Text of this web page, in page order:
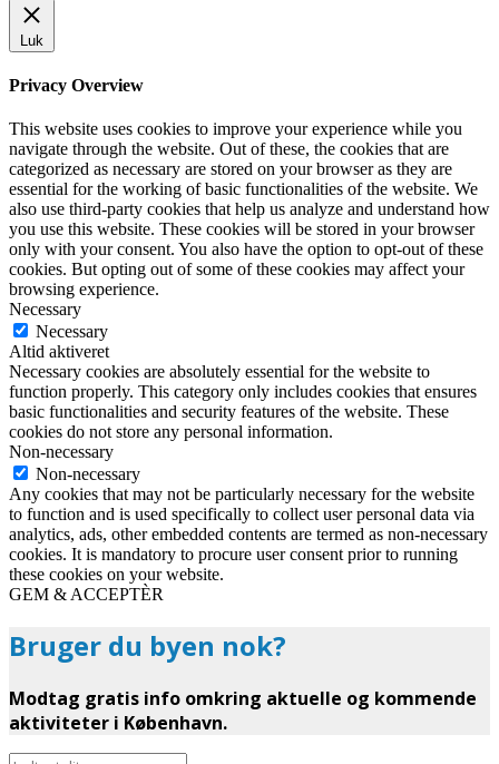
Luk
Privacy Overview
This website uses cookies to improve your experience while you
navigate through the website. Out of these, the cookies that are
categorized as necessary are stored on your browser as they are
essential for the working of basic functionalities of the website. We
also use third-party cookies that help us analyze and understand how
you use this website. These cookies will be stored in your browser
only with your consent. You also have the option to opt-out of these
cookies. But opting out of some of these cookies may affect your
browsing experience.
Necessary
Necessary
Altid aktiveret
Necessary cookies are absolutely essential for the website to
function properly. This category only includes cookies that ensures
basic functionalities and security features of the website. These
cookies do not store any personal information.
Non-necessary
Non-necessary
Any cookies that may not be particularly necessary for the website
to function and is used specifically to collect user personal data via
analytics, ads, other embedded contents are termed as non-necessary
cookies. It is mandatory to procure user consent prior to running
these cookies on your website.
GEM & ACCEPTÈR
Bruger du byen nok?
Modtag gratis info omkring aktuelle og kommende
aktiviteter i København.